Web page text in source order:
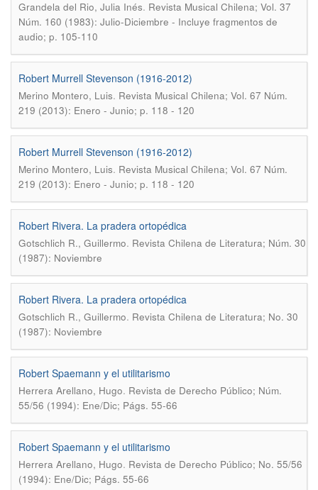
Grandela del Rio, Julia Inés. Revista Musical Chilena; Vol. 37
Núm. 160 (1983): Julio-Diciembre - Incluye fragmentos de
audio; p. 105-110
Robert Murrell Stevenson (1916-2012)
Merino Montero, Luis. Revista Musical Chilena; Vol. 67 Núm.
219 (2013): Enero - Junio; p. 118 - 120
Robert Murrell Stevenson (1916-2012)
Merino Montero, Luis. Revista Musical Chilena; Vol. 67 Núm.
219 (2013): Enero - Junio; p. 118 - 120
Robert Rivera. La pradera ortopédica
Gotschlich R., Guillermo. Revista Chilena de Literatura; Núm. 30
(1987): Noviembre
Robert Rivera. La pradera ortopédica
Gotschlich R., Guillermo. Revista Chilena de Literatura; No. 30
(1987): Noviembre
Robert Spaemann y el utilitarismo
Herrera Arellano, Hugo. Revista de Derecho Público; Núm.
55/56 (1994): Ene/Dic; Págs. 55-66
Robert Spaemann y el utilitarismo
Herrera Arellano, Hugo. Revista de Derecho Público; No. 55/56
(1994): Ene/Dic; Págs. 55-66